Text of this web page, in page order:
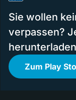
Sie wollen
verpassen?
Zum Play